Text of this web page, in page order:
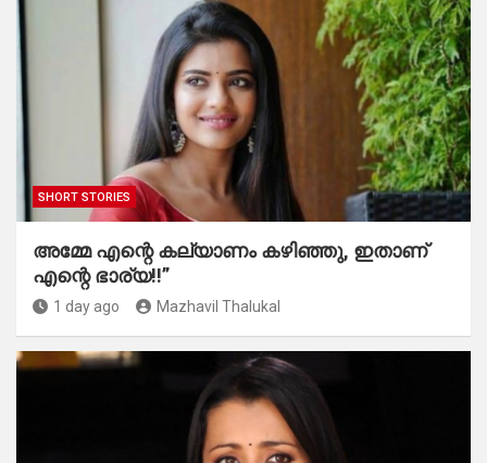
SHORT STORIES
അമ്മേ എന്റെ കല്യാണം കഴിഞ്ഞു, ഇതാണ്
എന്റെ ഭാര്യ!!”
1 day ago Mazhavil Thalukal